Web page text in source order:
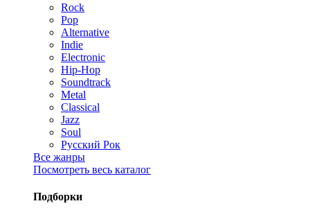
Rock
Pop
Alternative
Indie
Electronic
Hip-Hop
Soundtrack
Metal
Classical
Jazz
Soul
Русский Рок
Все жанры
Посмотреть весь каталог
Подборки